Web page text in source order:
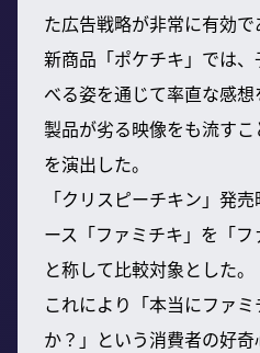
た広告戦略が非常に有効で
新商品「ポケチキ」では
べる姿を通じて率直な感
製品が劣る映像をも流す
を演出した。
「クリスピーチキン」発
ース「ファミチキ」を「フ
と称して比較対象とした。
これにより「本当にファ
か？」という消費者の好